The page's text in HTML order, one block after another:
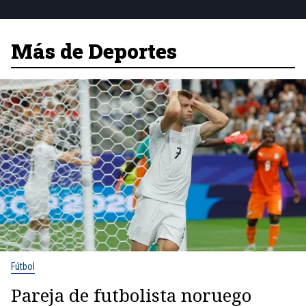
Más de Deportes
Fútbol
Pareja de futbolista noruego